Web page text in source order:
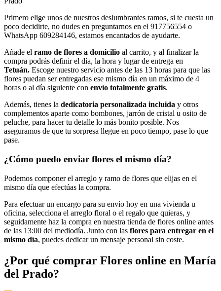
Primero elige unos de nuestros deslumbrantes ramos, si te cuesta un
poco decidirte, no dudes en preguntarnos en el 917756554 o
WhatsApp 609284146, estamos encantados de ayudarte.
Añade el ramo de flores a domicilio al carrito, y al finalizar la
compra podrás definir el día, la hora y lugar de entrega en
Tetuán. Escoge nuestro servicio antes de las 13 horas para que las
flores puedan ser entregadas ese mismo día en un máximo de 4
horas o al día siguiente con envío totalmente gratis.
Además, tienes la dedicatoria personalizada incluida y otros
complementos aparte como bombones, jarrón de cristal u osito de
peluche, para hacer tu detalle lo más bonito posible. Nos
aseguramos de que tu sorpresa llegue en poco tiempo, pase lo que
pase.
¿Cómo puedo enviar flores el mismo día?
Podemos componer el arreglo y ramo de flores que elijas en el
mismo día que efectúas la compra.
Para efectuar un encargo para su envío hoy en una vivienda u
oficina, selecciona el arreglo floral o el regalo que quieras, y
seguidamente haz la compra en nuestra tienda de flores online antes
de las 13:00 del mediodía. Junto con las flores para entregar en el
mismo día, puedes dedicar un mensaje personal sin coste.
¿Por qué comprar Flores online en María
del Prado?